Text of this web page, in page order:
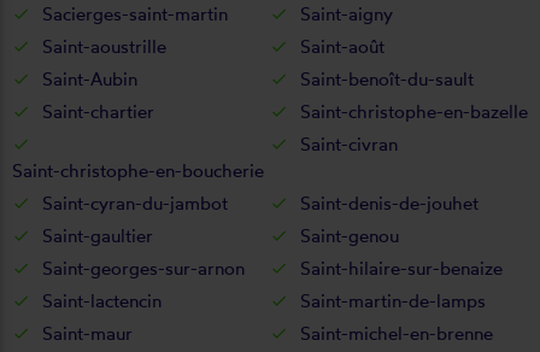
Sacierges-saint-martin
Saint-aigny
Saint-aoustrille
Saint-août
Saint-Aubin
Saint-benoît-du-sault
Saint-chartier
Saint-christophe-en-bazelle
Saint-christophe-en-boucherie
Saint-civran
Saint-cyran-du-jambot
Saint-denis-de-jouhet
Saint-gaultier
Saint-genou
Saint-georges-sur-arnon
Saint-hilaire-sur-benaize
Saint-lactencin
Saint-martin-de-lamps
Saint-maur
Saint-michel-en-brenne